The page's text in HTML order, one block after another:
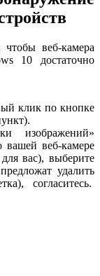
веб-камера
10 достаточно
клик по кнопке
изображений»
веб-камере
вас), выберите
удалить
согласитесь.